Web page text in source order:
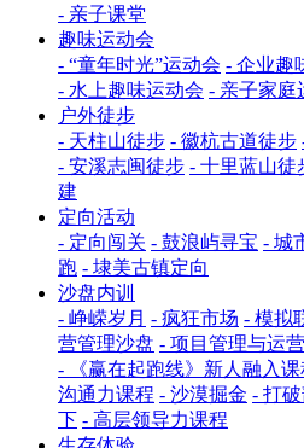
- 亲子课堂
趣味运动会
- “童年时光”运动会 - 企业趣
- 水上趣味运动会 - 亲子家庭
户外徒步
- 天柱山徒步 - 徽杭古道徒步
- 安溪志闽徒步 - 十里蓝山徒
建
定向活动
- 定向闯关 - 鼓浪屿寻宝 - 城
跑 - 埭美古镇定向
沙盘内训
- 峥嵘岁月 - 疯狂市场 - 模拟
营管理沙盘 - 项目管理与运
- 《赢在起跑线》新人融入课
沟通力课程 - 沙漠掘金 - 打
下 - 高层领导力课程